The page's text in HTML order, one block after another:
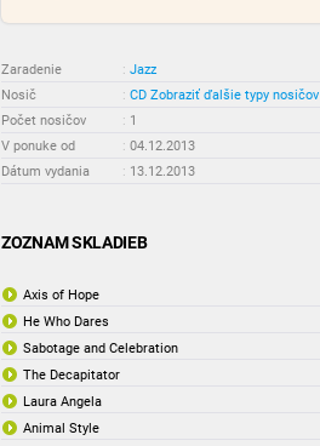
Zaradenie : Jazz
Nosič
: CD Zobraziť ďalšie typy nosičov
Počet nosičov
: 1
V ponuke od
: 04.12.2013
Dátum vydania
: 13.12.2013
ZOZNAM SKLADIEB
Axis of Hope
He Who Dares
Sabotage and Celebration
The Decapitator
Laura Angela
Animal Style